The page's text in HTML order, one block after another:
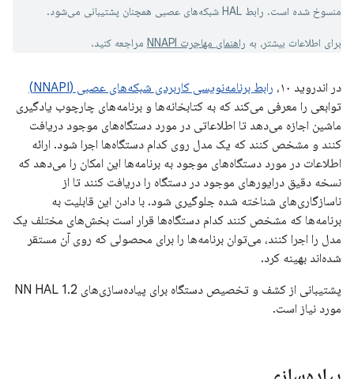
منسوخ شده است. رابط HAL شبکه‌های عصبی همچنان پشتیبانی می‌شود.
برای اطلاعات بیشتر، به راهنمای مهاجرت NNAPI مراجعه کنید.
در اندروید ۱۰،
رابط برنامه‌نویسی کاربردی شبکه‌های عصبی (NNAPI)
توابعی را معرفی می‌کند که به کتابخانه‌ها و برنامه‌های چارچوب یادگیری
ماشین اجازه می‌دهد تا اطلاعاتی در مورد دستگاه‌های موجود دریافت
کنند و مشخص کنند که یک مدل روی کدام دستگاه‌ها اجرا شود. ارائه
اطلاعات در مورد دستگاه‌های موجود به برنامه‌ها این امکان را می‌دهد که
نسخه دقیق درایورهای موجود در دستگاه را دریافت کنند تا از
ناسازگاری‌های شناخته شده جلوگیری شود. با دادن این قابلیت به
برنامه‌ها که مشخص کنند کدام دستگاه‌ها قرار است بخش‌های مختلف یک
مدل را اجرا کنند، می‌توان برنامه‌ها را برای محصولی که روی آن مستقر
شده‌اند بهینه کرد.
پشتیبانی از کشف و تخصیص دستگاه برای پیاده‌سازی‌های NN HAL 1.2
مورد نیاز است.